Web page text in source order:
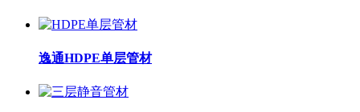
逸通HDPE单层管材